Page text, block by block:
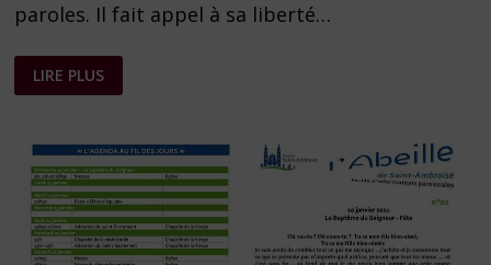
paroles. Il fait appel à sa liberté…
FEUILLE
PAROISSIALE
N°
14
FÉVRIER
2021
LIRE PLUS